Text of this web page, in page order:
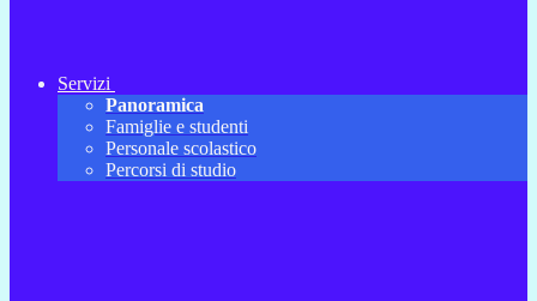
Servizi
Panoramica
Famiglie e studenti
Personale scolastico
Percorsi di studio